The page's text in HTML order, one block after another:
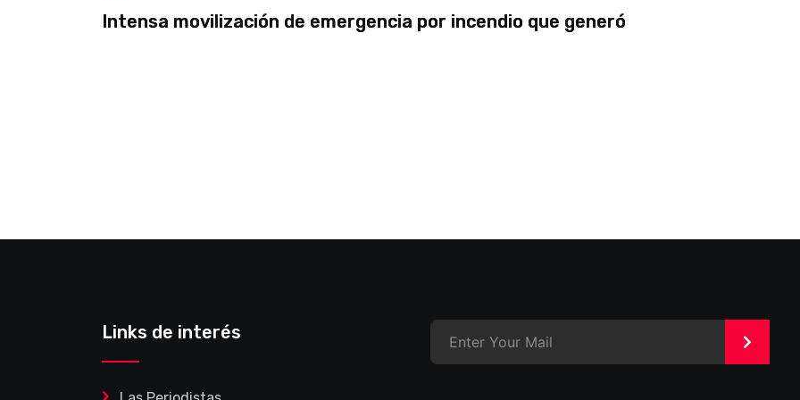
Intensa movilización de emergencia por incendio que generó
Links de interés >